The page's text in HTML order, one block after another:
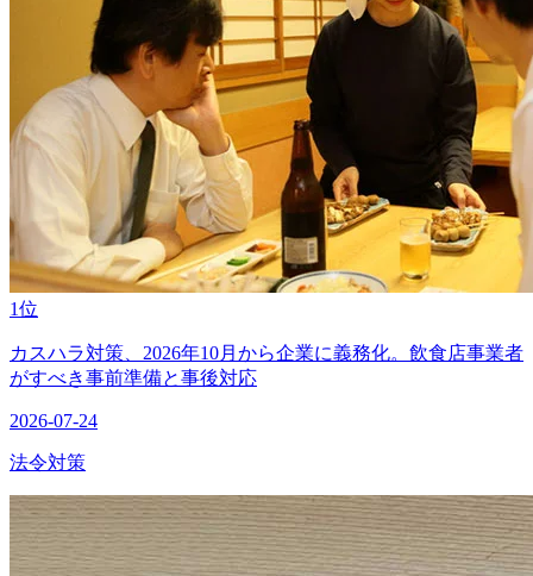
1位
カスハラ対策、2026年10月から企業に義務化。飲食店事業者
がすべき事前準備と事後対応
2026-07-24
法令対策